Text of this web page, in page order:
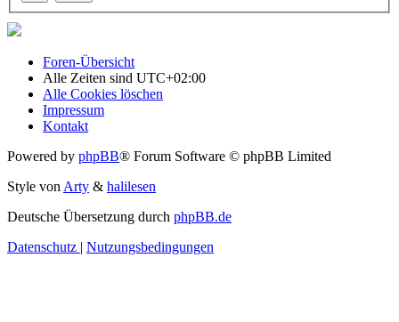
Foren-Übersicht
Alle Zeiten sind UTC+02:00
Alle Cookies löschen
Impressum
Kontakt
Powered by phpBB® Forum Software © phpBB Limited
Style vonArty & halilesen
Deutsche Übersetzung durch phpBB.de
Datenschutz | Nutzungsbedingungen